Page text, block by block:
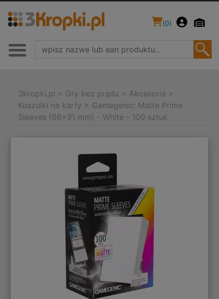
(0)
3kropki.pl > Gry bez prądu > Akcesoria >
Koszulki na karty > Gamegenic: Matte Prime
Sleeves (66x91 mm) - White - 100 sztuk